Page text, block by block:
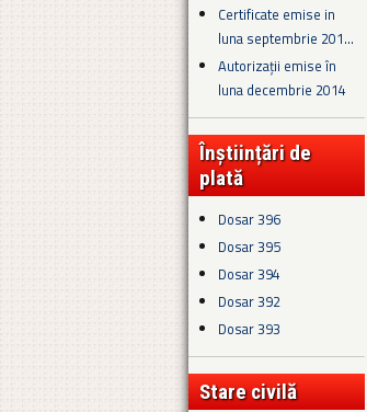
Certificate emise in
luna septembrie 201...
Autorizații emise în
luna decembrie 2014
Înștiințări de
plată
Dosar 396
Dosar 395
Dosar 394
Dosar 392
Dosar 393
Stare civilă